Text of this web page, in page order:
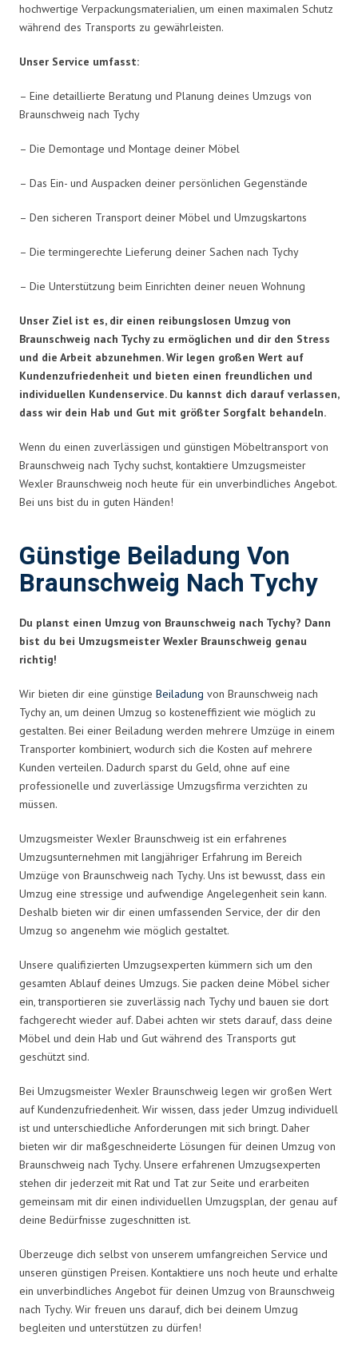
hochwertige Verpackungsmaterialien, um einen maximalen Schutz
während des Transports zu gewährleisten.
Unser Service umfasst:
– Eine detaillierte Beratung und Planung deines Umzugs von
Braunschweig nach Tychy
– Die Demontage und Montage deiner Möbel
– Das Ein- und Auspacken deiner persönlichen Gegenstände
– Den sicheren Transport deiner Möbel und Umzugskartons
– Die termingerechte Lieferung deiner Sachen nach Tychy
– Die Unterstützung beim Einrichten deiner neuen Wohnung
Unser Ziel ist es, dir einen reibungslosen Umzug von
Braunschweig nach Tychy zu ermöglichen und dir den Stress
und die Arbeit abzunehmen. Wir legen großen Wert auf
Kundenzufriedenheit und bieten einen freundlichen und
individuellen Kundenservice. Du kannst dich darauf verlassen,
dass wir dein Hab und Gut mit größter Sorgfalt behandeln.
Wenn du einen zuverlässigen und günstigen Möbeltransport von
Braunschweig nach Tychy suchst, kontaktiere Umzugsmeister
Wexler Braunschweig noch heute für ein unverbindliches Angebot.
Bei uns bist du in guten Händen!
Günstige Beiladung Von
Braunschweig Nach Tychy
Du planst einen Umzug von Braunschweig nach Tychy? Dann
bist du bei Umzugsmeister Wexler Braunschweig genau
richtig!
Wir bieten dir eine günstige Beiladung von Braunschweig nach
Tychy an, um deinen Umzug so kosteneffizient wie möglich zu
gestalten. Bei einer Beiladung werden mehrere Umzüge in einem
Transporter kombiniert, wodurch sich die Kosten auf mehrere
Kunden verteilen. Dadurch sparst du Geld, ohne auf eine
professionelle und zuverlässige Umzugsfirma verzichten zu
müssen.
Umzugsmeister Wexler Braunschweig ist ein erfahrenes
Umzugsunternehmen mit langjähriger Erfahrung im Bereich
Umzüge von Braunschweig nach Tychy. Uns ist bewusst, dass ein
Umzug eine stressige und aufwendige Angelegenheit sein kann.
Deshalb bieten wir dir einen umfassenden Service, der dir den
Umzug so angenehm wie möglich gestaltet.
Unsere qualifizierten Umzugsexperten kümmern sich um den
gesamten Ablauf deines Umzugs. Sie packen deine Möbel sicher
ein, transportieren sie zuverlässig nach Tychy und bauen sie dort
fachgerecht wieder auf. Dabei achten wir stets darauf, dass deine
Möbel und dein Hab und Gut während des Transports gut
geschützt sind.
Bei Umzugsmeister Wexler Braunschweig legen wir großen Wert
auf Kundenzufriedenheit. Wir wissen, dass jeder Umzug individuell
ist und unterschiedliche Anforderungen mit sich bringt. Daher
bieten wir dir maßgeschneiderte Lösungen für deinen Umzug von
Braunschweig nach Tychy. Unsere erfahrenen Umzugsexperten
stehen dir jederzeit mit Rat und Tat zur Seite und erarbeiten
gemeinsam mit dir einen individuellen Umzugsplan, der genau auf
deine Bedürfnisse zugeschnitten ist.
Überzeuge dich selbst von unserem umfangreichen Service und
unseren günstigen Preisen. Kontaktiere uns noch heute und erhalte
ein unverbindliches Angebot für deinen Umzug von Braunschweig
nach Tychy. Wir freuen uns darauf, dich bei deinem Umzug
begleiten und unterstützen zu dürfen!